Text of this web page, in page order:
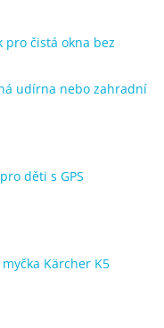
pro čistá okna bez
udírna nebo zahradní
děti s GPS
Kärcher K5